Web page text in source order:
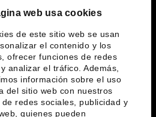
web usa cookies
de este sitio web se usan
el contenido y los
ofrecer funciones de redes
analizar el tráfico. Además,
información sobre el uso
del sitio web con nuestros
redes sociales, publicidad y
quienes pueden